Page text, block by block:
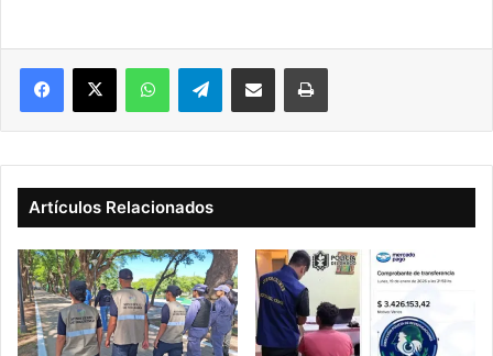
Facebook
X WhatsAppTelegramCompartir vía correo electrónicoImprimir
Artículos Relacionados